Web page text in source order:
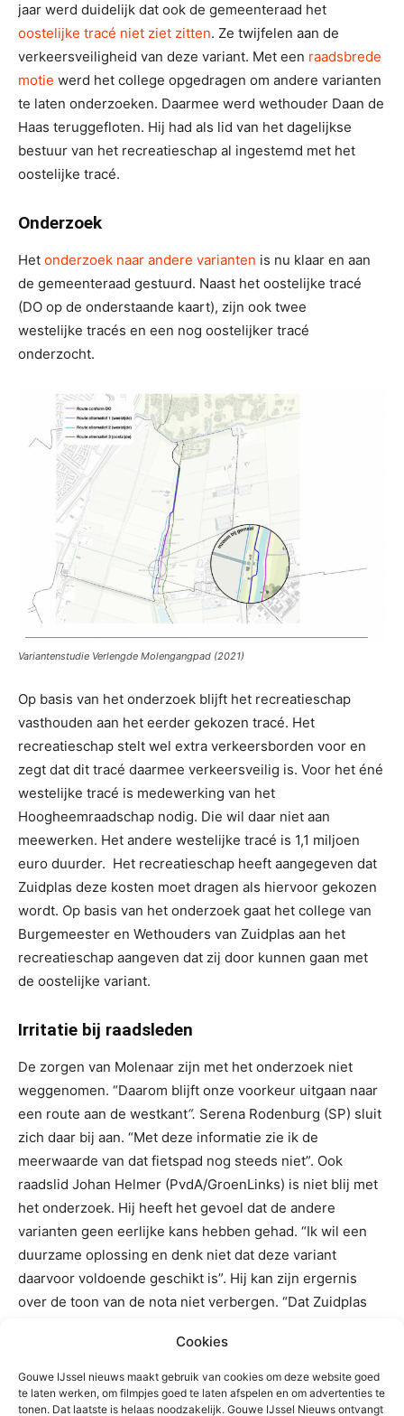
Cookies
Gouwe IJssel nieuws maakt gebruik van cookies om deze website goed
te laten werken, om filmpjes goed te laten afspelen en om advertenties te
tonen. Dat laatste is helaas noodzakelijk. Gouwe IJssel Nieuws ontvangt
jaar werd duidelijk dat ook de gemeenteraad het
oostelijke tracé niet ziet zitten. Ze twijfelen aan de
verkeersveiligheid van deze variant. Met een raadsbrede
motie werd het college opgedragen om andere varianten
te laten onderzoeken. Daarmee werd wethouder Daan de
Haas teruggefloten. Hij had als lid van het dagelijkse
bestuur van het recreatieschap al ingestemd met het
oostelijke tracé.
Onderzoek
Het onderzoek naar andere varianten is nu klaar en aan
de gemeenteraad gestuurd. Naast het oostelijke tracé
(DO op de onderstaande kaart), zijn ook twee
westelijke tracés en een nog oostelijker tracé
onderzocht.
Variantenstudie Verlengde Molengangpad (2021)
Op basis van het onderzoek blijft het recreatieschap
vasthouden aan het eerder gekozen tracé. Het
recreatieschap stelt wel extra verkeersborden voor en
zegt dat dit tracé daarmee verkeersveilig is. Voor het éné
westelijke tracé is medewerking van het
Hoogheemraadschap nodig. Die wil daar niet aan
meewerken. Het andere westelijke tracé is 1,1 miljoen
euro duurder. Het recreatieschap heeft aangegeven dat
Zuidplas deze kosten moet dragen als hiervoor gekozen
wordt. Op basis van het onderzoek gaat het college van
Burgemeester en Wethouders van Zuidplas aan het
recreatieschap aangeven dat zij door kunnen gaan met
de oostelijke variant.
Irritatie bij raadsleden
De zorgen van Molenaar zijn met het onderzoek niet
weggenomen. “Daarom blijft onze voorkeur uitgaan naar
een route aan de westkant“. Serena Rodenburg (SP) sluit
zich daar bij aan. “Met deze informatie zie ik de
meerwaarde van dat fietspad nog steeds niet”. Ook
raadslid Johan Helmer (PvdA/GroenLinks) is niet blij met
het onderzoek. Hij heeft het gevoel dat de andere
varianten geen eerlijke kans hebben gehad. “Ik wil een
duurzame oplossing en denk niet dat deze variant
daarvoor voldoende geschikt is”. Hij kan zijn ergernis
over de toon van de nota niet verbergen. “Dat Zuidplas
betalen, is politieke chantage”. Frans Klovert (D66) steunt
Helmer hierin. “Als een goede oplossing een miljoen
euro duurder is, dan gaan we dat met elkaar zoeken. Geld